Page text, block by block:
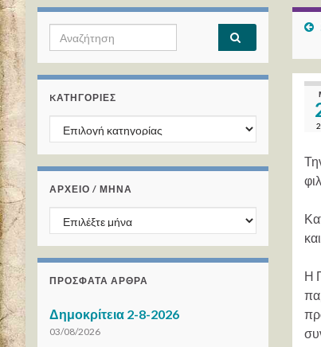
Η
Search for:
KΑΤΗΓΟΡΊΕΣ
Kατηγορίες
ΑΡΧΕΙΟ / ΜΗΝΑ
ΑΡΧΕΙΟ / ΜΗΝΑ
ΠΡΌΣΦΑΤΑ ΆΡΘΡΑ
Δημοκρίτεια 2-8-2026
03/08/2026